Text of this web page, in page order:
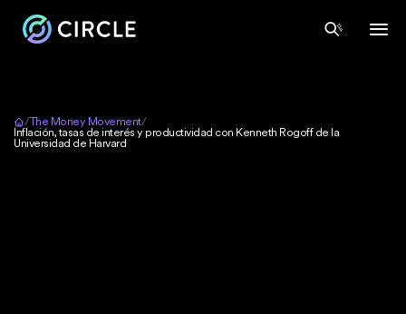
/The Money Movement/
Inflación, tasas de interés y productividad con Kenneth Rogoff de la
Universidad de Harvard